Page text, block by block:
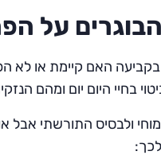
על
האם קיימת או לא
בחיי היום יום ומהם
ולבסיס התורשתי אבל